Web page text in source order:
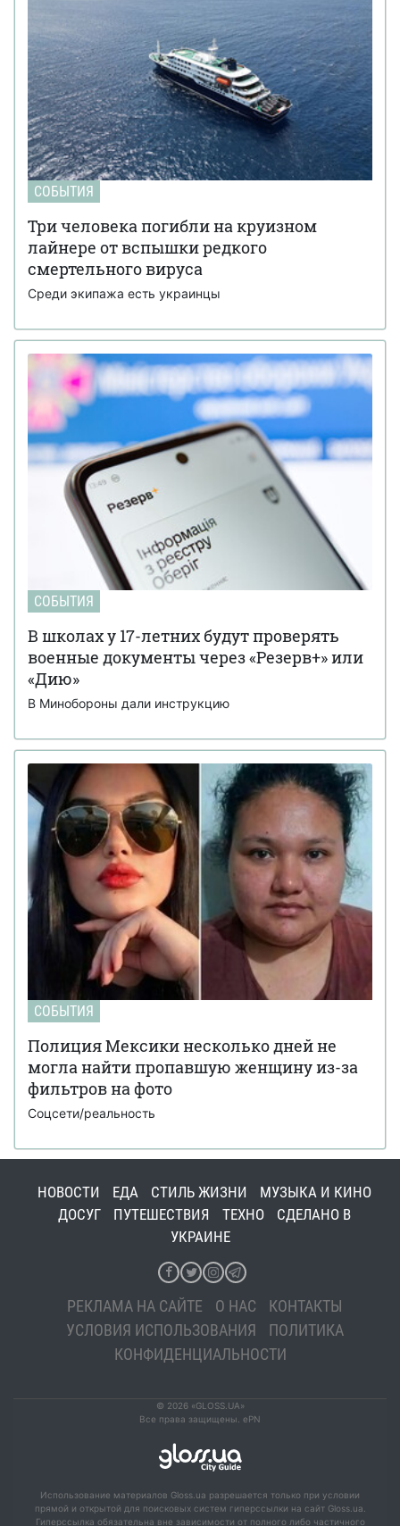
СОБЫТИЯ
Три человека погибли на круизном
лайнере от вспышки редкого
смертельного вируса
Среди экипажа есть украинцы
СОБЫТИЯ
В школах у 17-летних будут проверять
военные документы через «Резерв+» или
«Дию»
В Минобороны дали инструкцию
СОБЫТИЯ
Полиция Мексики несколько дней не
могла найти пропавшую женщину из-за
фильтров на фото
Соцсети/реальность
НОВОСТИ ЕДА СТИЛЬ ЖИЗНИ
МУЗЫКА И КИНО
ДОСУГ
ПУТЕШЕСТВИЯ ТЕХНО
СДЕЛАНО В
УКРАИНЕ
РЕКЛАМА НА САЙТЕ О НАС
КОНТАКТЫ
УСЛОВИЯ ИСПОЛЬЗОВАНИЯ
ПОЛИТИКА
КОНФИДЕНЦИАЛЬНОСТИ
© 2026 «GLOSS.UA»
Все права защищены. ePN
Использование материалов Gloss.ua разрешается только при условии
прямой и открытой для поисковых систем гиперссылки на сайт Gloss.ua.
Гиперссылка обязательна вне зависимости от полного либо частичного